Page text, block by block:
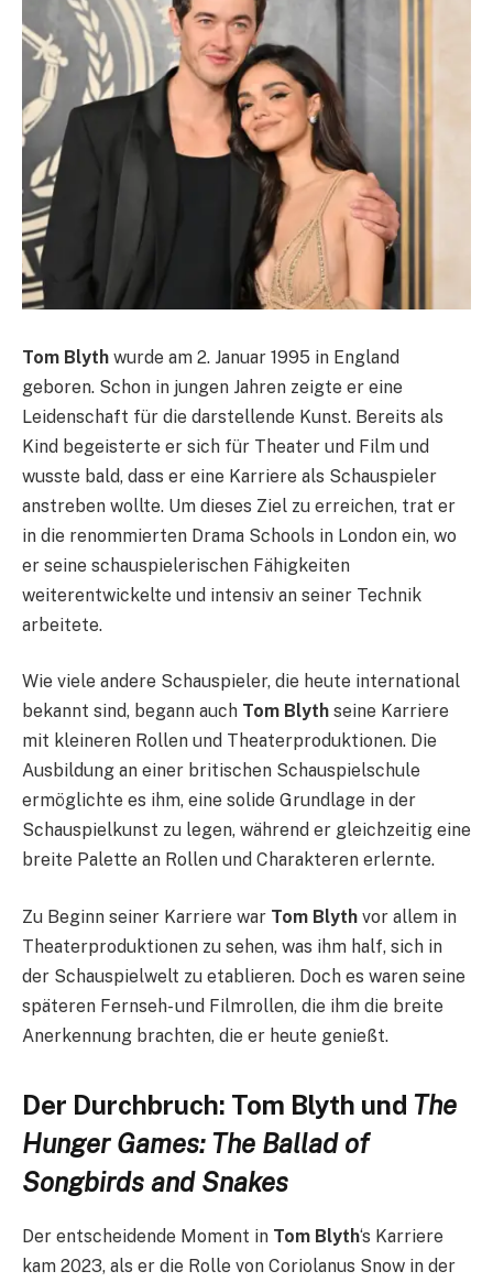
Tom Blyth wurde am 2. Januar 1995 in England
geboren. Schon in jungen Jahren zeigte er eine
Leidenschaft für die darstellende Kunst. Bereits als
Kind begeisterte er sich für Theater und Film und
wusste bald, dass er eine Karriere als Schauspieler
anstreben wollte. Um dieses Ziel zu erreichen, trat er
in die renommierten Drama Schools in London ein, wo
er seine schauspielerischen Fähigkeiten
weiterentwickelte und intensiv an seiner Technik
arbeitete.
Wie viele andere Schauspieler, die heute international
bekannt sind, begann auch Tom Blyth seine Karriere
mit kleineren Rollen und Theaterproduktionen. Die
Ausbildung an einer britischen Schauspielschule
ermöglichte es ihm, eine solide Grundlage in der
Schauspielkunst zu legen, während er gleichzeitig eine
breite Palette an Rollen und Charakteren erlernte.
Zu Beginn seiner Karriere war Tom Blyth vor allem in
Theaterproduktionen zu sehen, was ihm half, sich in
der Schauspielwelt zu etablieren. Doch es waren seine
späteren Fernseh- und Filmrollen, die ihm die breite
Anerkennung brachten, die er heute genießt.
Der Durchbruch: Tom Blyth und The
Hunger Games: The Ballad of
Songbirds and Snakes
Der entscheidende Moment in Tom Blyth‘s Karriere
kam 2023, als er die Rolle von Coriolanus Snow in der